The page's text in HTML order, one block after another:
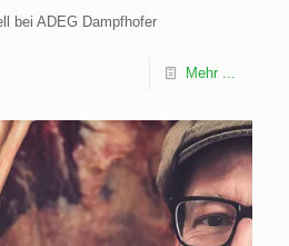
bei ADEG Dampfhofer
Mehr ...